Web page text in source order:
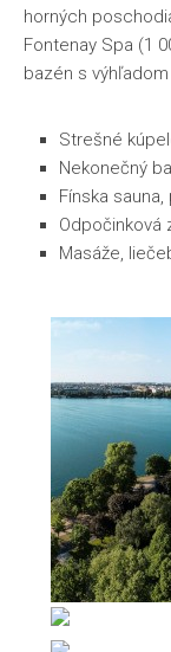
horných
Fontenay Spa (1
bazén s
Strešné
Nekonečný
Fínska
Odpočinková
Masáže,